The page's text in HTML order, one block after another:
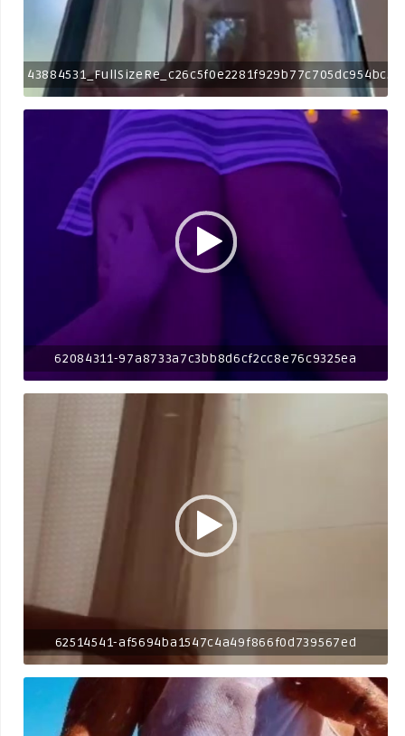
43884531_FullSizeRe_c26c5f0e2281f929b77c705dc954bc3a
62084311-97a8733a7c3bb8d6cf2cc8e76c9325ea
62514541-af5694ba1547c4a49f866f0d739567ed